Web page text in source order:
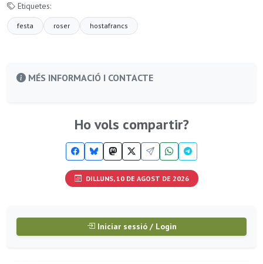
Etiquetes:
festa roser hostafrancs
MÉS INFORMACIÓ I CONTACTE
Ho vols compartir?
DILLUNS, 10 DE AGOST DE 2026
Iniciar sessió / Login